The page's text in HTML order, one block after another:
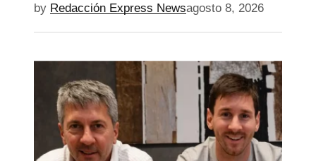
by Redacción Express Newsagosto 8, 2026